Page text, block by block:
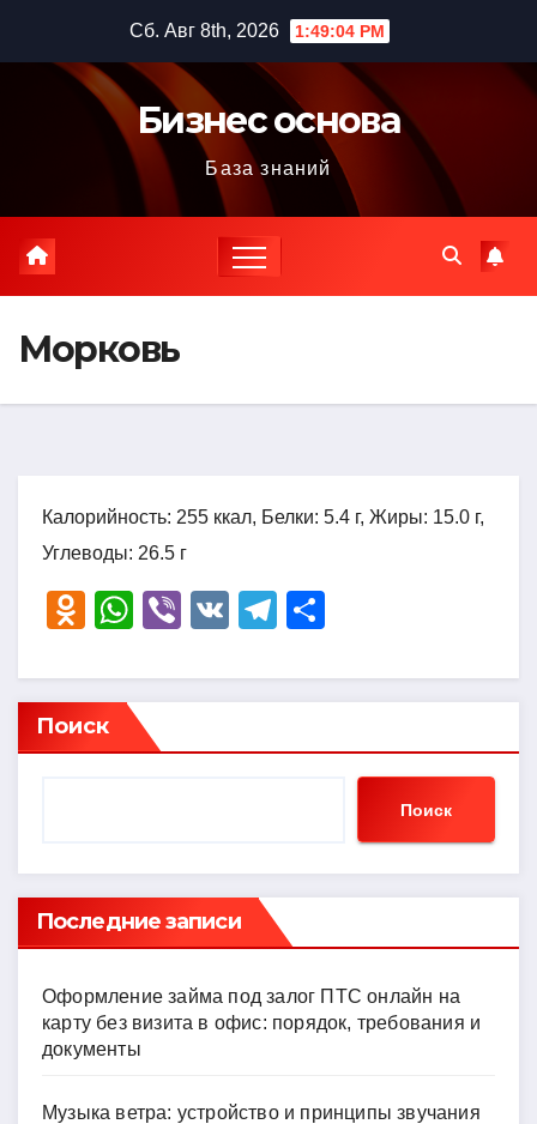
содержимому
Сб. Авг 8th, 2026 1:49:05 PM
Бизнес основа
База знаний
Морковь
Калорийность: 255 ккал, Белки: 5.4 г, Жиры: 15.0 г,
Углеводы: 26.5 г
O
n
o
kl
ni
ki
W
at
s
A
Vi
er
V
T
e
a
р
в
ть
Поиск
Поиск
Последние записи
Оформление займа под залог ПТС онлайн на
карту без визита в офис: порядок, требования и
документы
Музыка ветра: устройство и принципы звучания